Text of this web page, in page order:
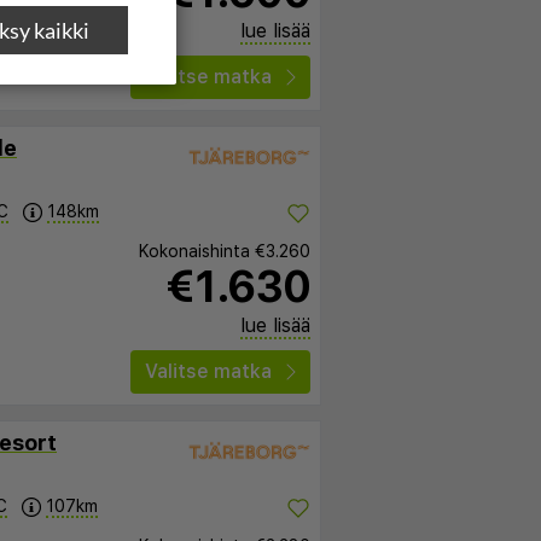
lue lisää
Valitse matka
148km
Kokonaishinta €3.260
€1.630
lue lisää
Valitse matka
107km
kaikki